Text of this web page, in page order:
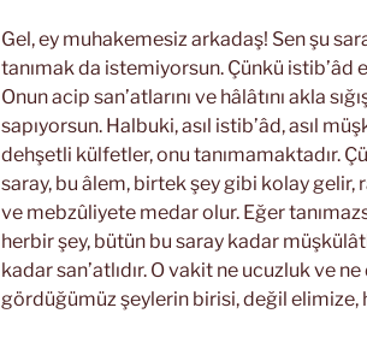
Gel, ey muhakemesiz arkadaş! Sen şu
tanımak da istemiyorsun. Çünkü istib’âd
Onun acip san’atlarını ve hâlâtını akla
sapıyorsun. Halbuki, asıl istib’âd, asıl
dehşetli külfetler, onu tanımamaktadır.
saray, bu âlem, birtek şey gibi kolay
ve mebzûliyete medar olur. Eğer
herbir şey, bütün bu saray kadar
kadar san’atlıdır. O vakit ne ucuzluk ve
gördüğümüz şeylerin birisi, değil